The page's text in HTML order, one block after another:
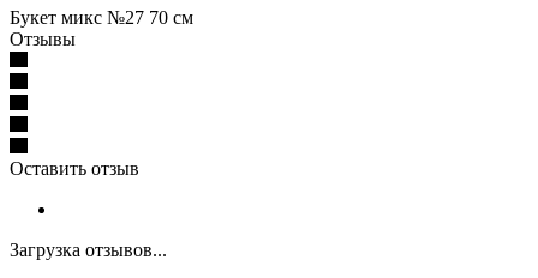
Букет микс №27 70 см
Отзывы
Оставить отзыв
Загрузка отзывов...